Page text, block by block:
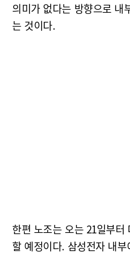
의미가 없다는 방향으로 내
는 것이다.
한편 노조는 오는 21일부
할 예정이다. 삼성전자 내